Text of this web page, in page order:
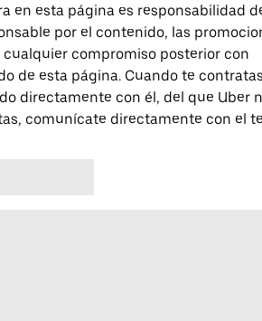
en esta página es responsabilidad
por el contenido, las
compromiso posterior con
de esta página. Cuando te
directamente con él, del que Uber
comunícate directamente con el